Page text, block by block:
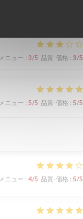
メニュー : 3/5 品質-価格 : 3/5
メニュー : 5/5 品質-価格 : 5/5
メニュー : 4/5 品質-価格 : 5/5